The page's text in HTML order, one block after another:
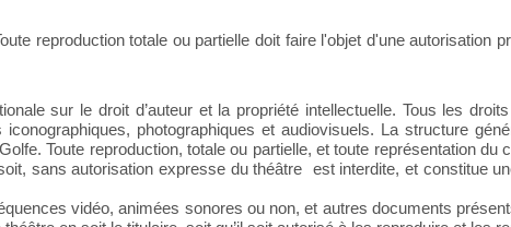
reproduction totale ou partielle doit faire l'objet d'une autorisation
sur le droit d’auteur et la propriété intellectuelle. Tous les
photographiques et audiovisuels. La structure
Toute reproduction, totale ou partielle, et toute représentation du
sans autorisation expresse du théâtre est interdite, et constitue
vidéo, animées sonores ou non, et autres documents